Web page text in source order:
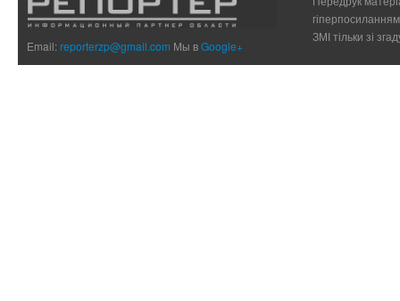
Email:reporterzp@gmail.com Мы вGoogle+
ЗМІ тільки зі